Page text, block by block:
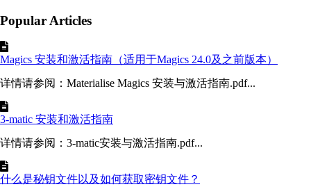
Popular Articles
Magics 安装和激活指南（适用于Magics 24.0及之前版本）
详情请参阅：Materialise Magics 安装与激活指南.pdf...
3-matic 安装和激活指南
详情请参阅：3-matic安装与激活指南.pdf...
什么是秘钥文件以及如何获取密钥文件？